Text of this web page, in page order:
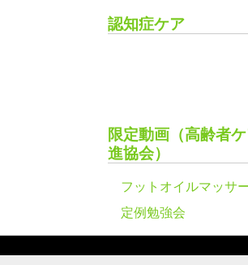
認知症ケア
限定動画（高齢者
進協会）
フットオイルマッサ
定例勉強会